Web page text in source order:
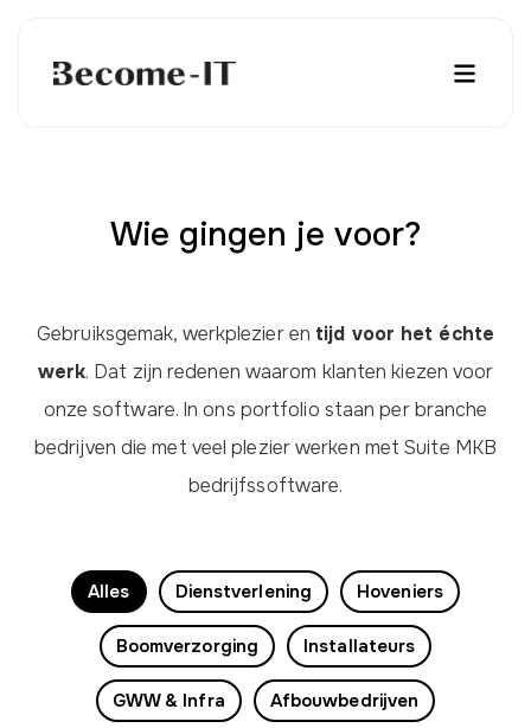
Wie gingen je voor?
Gebruiksgemak, werkplezier en tijd voor het échte
werk. Dat zijn redenen waarom klanten kiezen voor
onze software. In ons portfolio staan per branche
bedrijven die met veel plezier werken met Suite MKB
bedrijfssoftware.
Alles Dienstverlening Hoveniers
Boomverzorging Installateurs
GWW & Infra Afbouwbedrijven